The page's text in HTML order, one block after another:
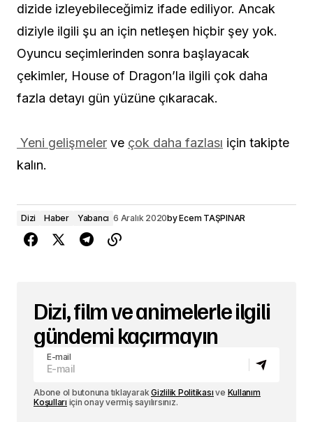
dizide izleyebileceğimiz ifade ediliyor. Ancak
diziyle ilgili şu an için netleşen hiçbir şey yok.
Oyuncu seçimlerinden sonra başlayacak
çekimler, House of Dragon’la ilgili çok daha
fazla detayı gün yüzüne çıkaracak.
Yeni gelişmeler ve çok daha fazlası için takipte
kalın.
Dizi Haber Yabancı 6 Aralık 2020byEcem TAŞPINAR
Dizi, film ve animelerle ilgili
gündemi kaçırmayın
E-mail
Abone ol butonuna tıklayarakGizlilik Politikası ve Kullanım
Koşulları için onay vermiş sayılırsınız.